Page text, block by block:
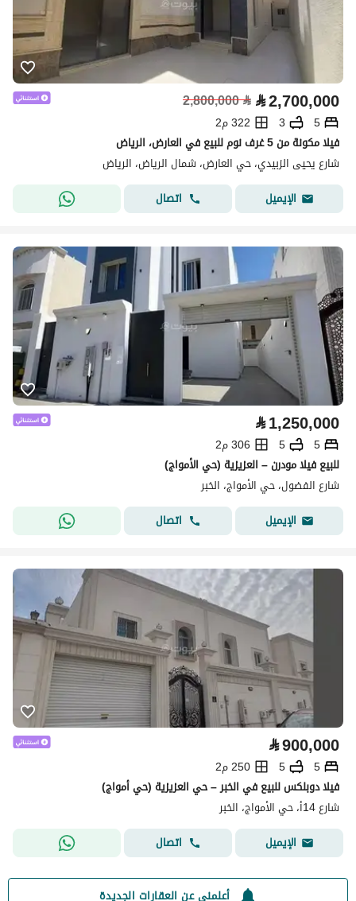
⃁2,700,000
⃁
2,800,000
5
3
322 م2
فيلا مكونة من 5 غرف نوم للبيع في العارض، الرياض
شارع يحيى الزبيدي، حي العارض، شمال الرياض، الرياض
الإيميل
اتصال
⃁1,250,000
5
5
306 م2
للبيع فيلا مودرن – العزيزية (حي الأمواج)
شارع الفضول، حي الأمواج، الخبر
الإيميل
اتصال
⃁900,000
5
5
250 م2
فيلا دوبلكس للبيع في الخبر – حي العزيزية (حي أمواج)
شارع 14أ، حي الأمواج، الخبر
الإيميل
اتصال
أعلمني عن العقارات الجديدة